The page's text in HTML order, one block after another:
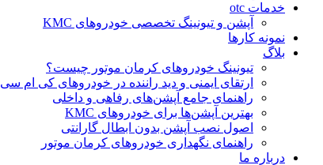
خدمات otc
آپشن و تیونینگ تخصصی خودروهای KMC
نمونه کارها
بلاگ
تیونینگ خودروهای کرمان موتور چیست؟
ارتقای ایمنی و دید راننده در خودروهای کی ام سی
راهنمای جامع آپشن‌های رفاهی و داخلی
بهترین آپشن‌ها برای خودروهای KMC
اصول نصب آپشن بدون ابطال گارانتی
راهنمای نگهداری خودروهای کرمان موتور
درباره ما